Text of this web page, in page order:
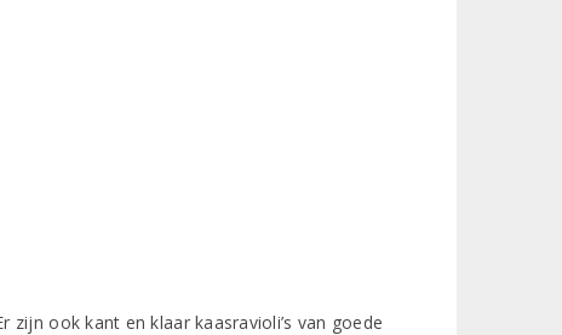
ook kant en klaar kaasravioli’s van goede